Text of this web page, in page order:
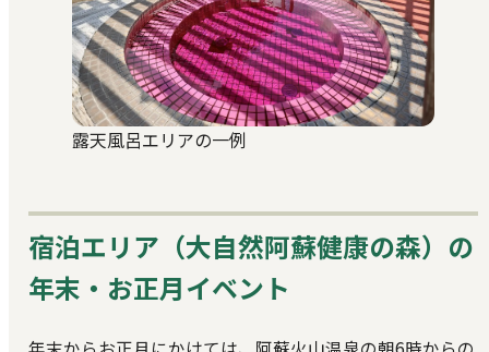
露天風呂エリアの一例
宿泊エリア（大自然阿蘇健康の森）の
年末・お正月イベント